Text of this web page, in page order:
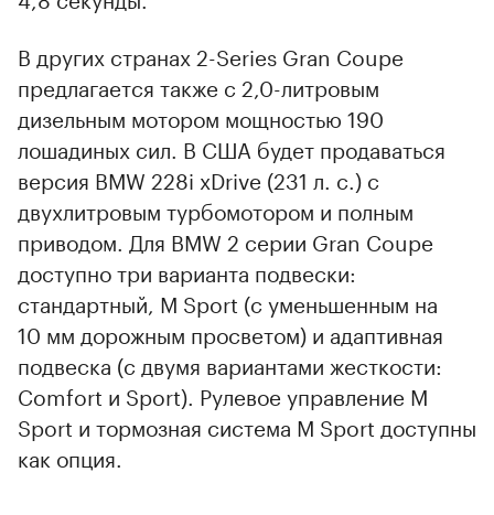
В других странах 2-Series Gran Coupe
предлагается также с 2,0-литровым
дизельным мотором мощностью 190
лошадиных сил. В США будет продаваться
версия BMW 228i xDrive (231 л. с.) с
двухлитровым турбомотором и полным
приводом. Для BMW 2 серии Gran Coupe
доступно три варианта подвески:
стандартный, M Sport (с уменьшенным на
10 мм дорожным просветом) и адаптивная
подвеска (с двумя вариантами жесткости:
Comfort и Sport). Рулевое управление M
Sport и тормозная система M Sport доступны
как опция.